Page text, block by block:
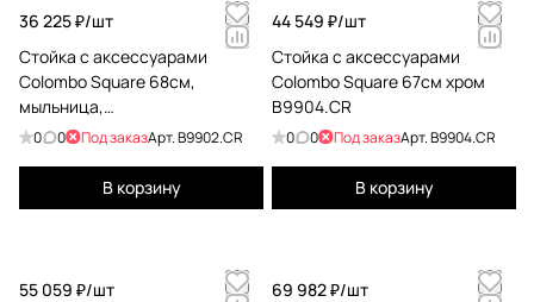
36 225 ₽/шт
Стойка с аксессуарами
Colombo Square 68см,
мыльница,
полотенцедержатель, хром
0 0 Под заказАрт.B9902.CR
В корзину
44 549 ₽/шт
Стойка с аксессуарами
Colombo Square 67см хром
B9904.CR
0 0 Под заказАрт.B9904.CR
В корзину
55 059 ₽/шт
69 982 ₽/шт